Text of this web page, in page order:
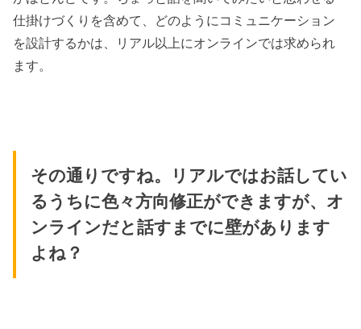
仕掛けづくりを含めて、どのようにコミュニケーション
を設計するかは、リアル以上にオンラインでは求められ
ます。
その通りですね。リアルではお話してい
るうちに色々方向修正ができますが、オ
ンラインだと話すまでに壁があります
よね？